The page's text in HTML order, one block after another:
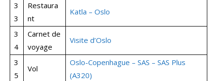
3
3
Restaura
nt
Katla – Oslo
3
4
Carnet de
voyage
Visite d’Oslo
3
5
Vol
Oslo-Copenhague – SAS – SAS Plus
(A320)